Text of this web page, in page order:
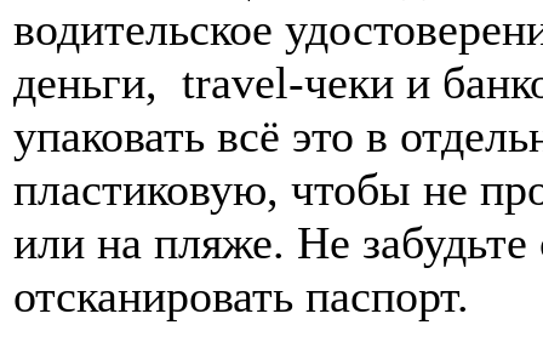
водительское
деньги, travel-чеки и
упаковать всё это в
пластиковую, чтобы не
или на пляже. Не забудьте
отсканировать паспорт.